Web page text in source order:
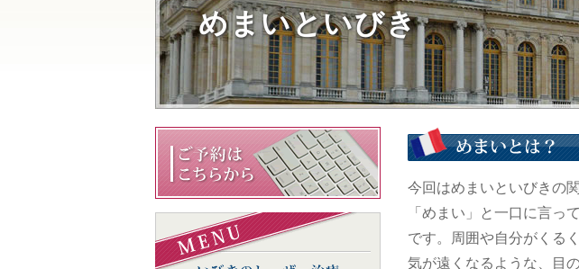
めまいといびき
今回はめまいといびきの
「めまい」と一口に言っ
です。周囲や自分がくる
気が遠くなるような、目